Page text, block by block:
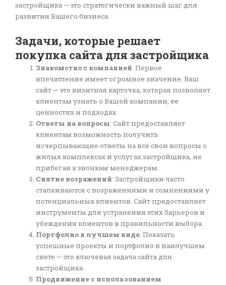
застройщика — это стратегически важный шаг для
развития Вашего бизнеса.
Задачи, которые решает
покупка сайта для застройщика
Знакомство с компанией: Первое
впечатление имеет огромное значение. Ваш
сайт — это визитная карточка, которая позволяет
клиентам узнать о Вашей компании, ее
ценностях и подходах.
Ответы на вопросы: Сайт предоставляет
клиентам возможность получить
исчерпывающие ответы на все свои вопросы о
жилых комплексах и услугах застройщика, не
прибегая к звонкам менеджерам.
Снятие возражений: Застройщики часто
сталкиваются с возражениями и сомнениями у
потенциальных клиентов. Сайт предоставляет
инструменты для устранения этих барьеров и
убеждения клиентов в правильности выбора.
Портфолио в лучшем виде: Показать
успешные проекты и портфолио в наилучшем
свете — это ключевая задача сайта для
застройщика.
Продвижение с использованием